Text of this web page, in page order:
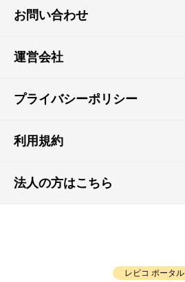
お問い合わせ
運営会社
プライバシーポリシー
利用規約
法人の方はこちら
レビコ ポータル